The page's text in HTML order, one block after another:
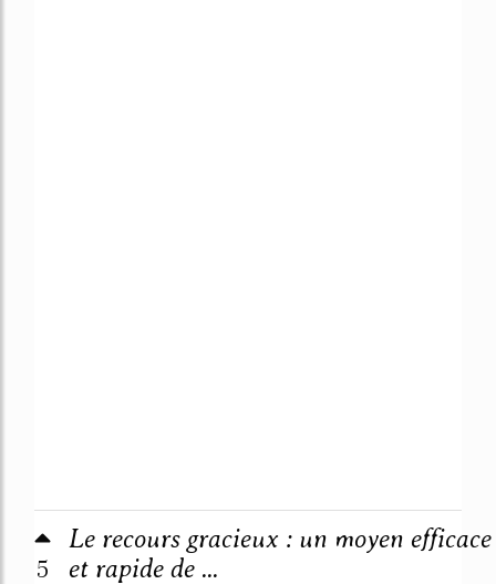
5
Le recours gracieux : un moyen efficace
et rapide de ...